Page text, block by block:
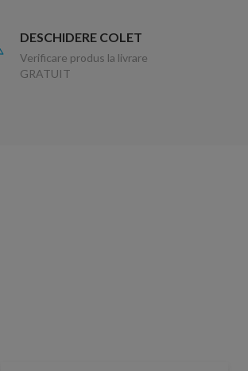
DESCHIDERE COLET
Verificare produs la livrare
GRATUIT